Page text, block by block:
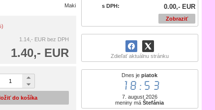
s DPH: 0.00,- EUR
Zobraziť
Zdieľať aktuálnu stránku
Dnes jepiatok
18:53
7. august 2026
meniny máŠtefánia
Maki
1.14,- EUR bez DPH
1.40,- EUR
do košíka